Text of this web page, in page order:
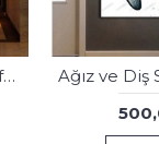
Beslenme Diyetisyen Tablosu knsr77